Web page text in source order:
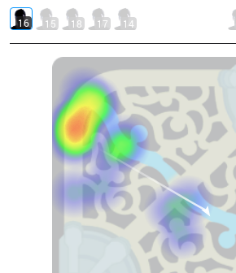
16 15 18 17 14